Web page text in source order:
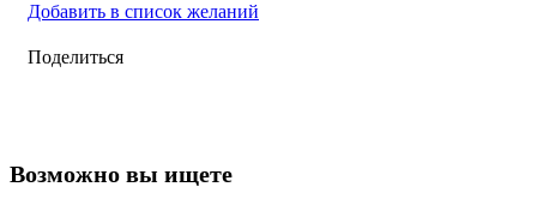
Добавить в список желаний
Поделиться
Возможно вы ищете